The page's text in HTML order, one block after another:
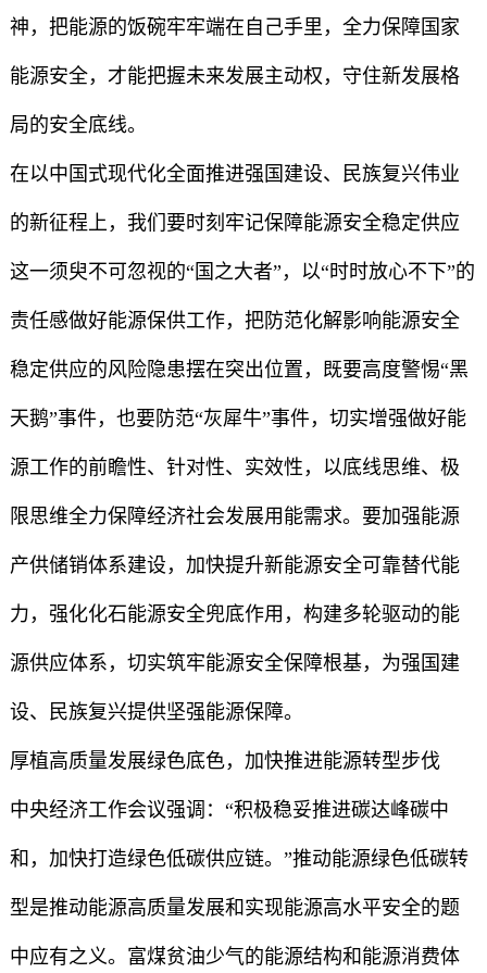
神，把能源的饭碗牢牢端在自己手里，全力保障国家
能源安全，才能把握未来发展主动权，守住新发展格
局的安全底线。
在以中国式现代化全面推进强国建设、民族复兴伟业
的新征程上，我们要时刻牢记保障能源安全稳定供应
这一须臾不可忽视的“国之大者”，以“时时放心不下”的
责任感做好能源保供工作，把防范化解影响能源安全
稳定供应的风险隐患摆在突出位置，既要高度警惕“黑
天鹅”事件，也要防范“灰犀牛”事件，切实增强做好能
源工作的前瞻性、针对性、实效性，以底线思维、极
限思维全力保障经济社会发展用能需求。要加强能源
产供储销体系建设，加快提升新能源安全可靠替代能
力，强化化石能源安全兜底作用，构建多轮驱动的能
源供应体系，切实筑牢能源安全保障根基，为强国建
设、民族复兴提供坚强能源保障。
厚植高质量发展绿色底色，加快推进能源转型步伐
中央经济工作会议强调：“积极稳妥推进碳达峰碳中
和，加快打造绿色低碳供应链。”推动能源绿色低碳转
型是推动能源高质量发展和实现能源高水平安全的题
中应有之义。富煤贫油少气的能源结构和能源消费体